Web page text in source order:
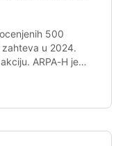
500
zahteva u 2024.
ARPA-H je